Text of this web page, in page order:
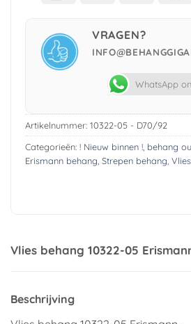
VRAGEN?
WhatsApp
Artikelnummer: 10322-05 - D70/92
Categorieën: ! Nieuw binnen !, behang
Erismann behang Strepen behang
Vlies behang 10322-05
Beschrijving